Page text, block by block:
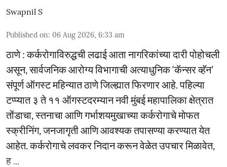
Swapnil S
Published on: 06 Aug 2026, 6:33 am
ठाणे : कर्करोगाविरुद्धची लढाई आता नागरिकांच्या दारी पोहोचली
असून, सार्वजनिक आरोग्य विभागाची अत्याधुनिक ‘कॅन्सर व्हॅन’
संपूर्ण ऑगस्ट महिन्यात ठाणे जिल्ह्यात फिरणार आहे. पहिल्या
टप्प्यात ३ ते ११ ऑगस्टदरम्यान नवी मुंबई महापालिका क्षेत्रात
तोंडाचा, स्तनाचा आणि गर्भाशयमुखाच्या कर्करोगाचे मोफत
स्क्रीनिंग, जनजागृती आणि आवश्यक तपासण्या करण्यात येत
आहेत. कर्करोगाचे लवकर निदान करून वेळेत उपचार मिळावेत,
ह ...